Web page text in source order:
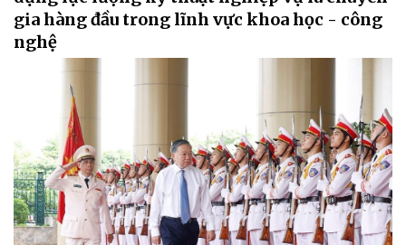
gia hàng đầu trong lĩnh vực khoa học - công
nghệ